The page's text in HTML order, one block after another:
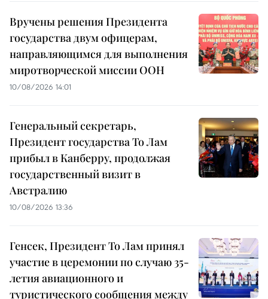
Вручены решения Президента
государства двум офицерам,
направляющимся для выполнения
миротворческой миссии ООН
10/08/2026 14:01
Генеральный секретарь,
Президент государства То Лам
прибыл в Канберру, продолжая
государственный визит в
Австралию
10/08/2026 13:36
Генсек, Президент То Лам принял
участие в церемонии по случаю 35-
летия авиационного и
туристического сообщения между